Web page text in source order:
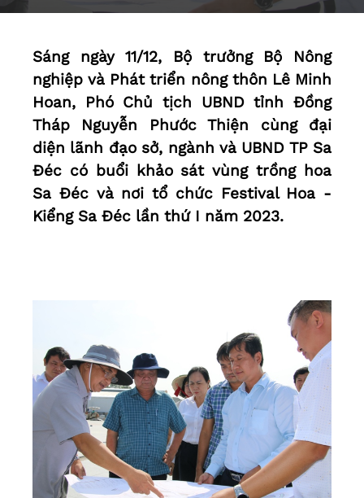
Sáng ngày 11/12, Bộ trưởng Bộ Nông
nghiệp và Phát triển nông thôn Lê Minh
Hoan, Phó Chủ tịch UBND tỉnh Đồng
Tháp Nguyễn Phước Thiện cùng đại
diện lãnh đạo sở, ngành và UBND TP Sa
Đéc có buổi khảo sát vùng trồng hoa
Sa Đéc và nơi tổ chức Festival Hoa -
Kiểng Sa Đéc lần thứ I năm 2023.